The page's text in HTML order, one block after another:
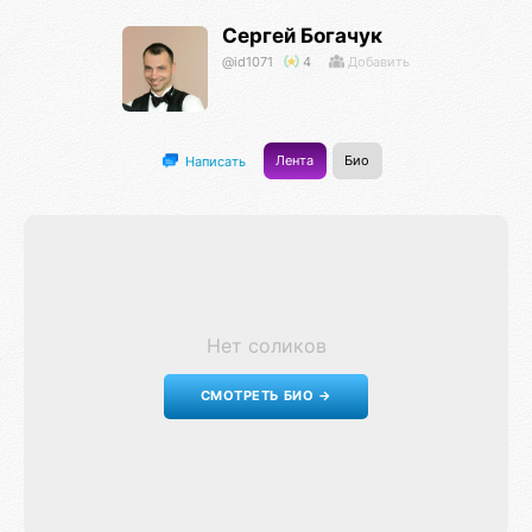
Сергей Богачук
@id1071 4 Добавить
Написать Лента Био
Нет соликов
СМОТРЕТЬ БИО →